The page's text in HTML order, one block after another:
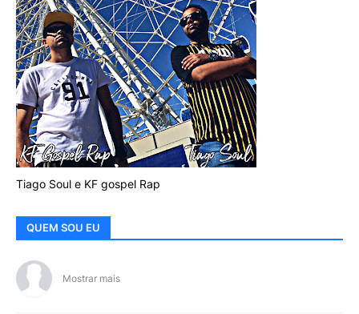
Tiago Soul e KF gospel Rap
QUEM SOU EU
Mostrar mais